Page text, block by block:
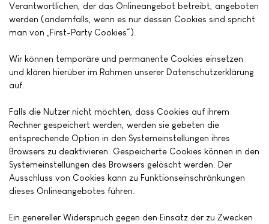
Verantwortlichen, der das Onlineangebot betreibt, angeboten
werden (andernfalls, wenn es nur dessen Cookies sind spricht
man von „First-Party Cookies“).
Wir können temporäre und permanente Cookies einsetzen
und klären hierüber im Rahmen unserer Datenschutzerklärung
auf.
Falls die Nutzer nicht möchten, dass Cookies auf ihrem
Rechner gespeichert werden, werden sie gebeten die
entsprechende Option in den Systemeinstellungen ihres
Browsers zu deaktivieren. Gespeicherte Cookies können in den
Systemeinstellungen des Browsers gelöscht werden. Der
Ausschluss von Cookies kann zu Funktionseinschränkungen
dieses Onlineangebotes führen.
Ein genereller Widerspruch gegen den Einsatz der zu Zwecken